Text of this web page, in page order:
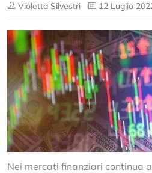
Violetta Silvestri 12 Luglio
Nei mercati finanziari continua